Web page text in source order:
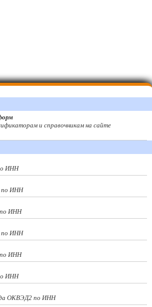
и справочникам на сайте
ИНН
по ИНН
ИНН
по ИНН
ИНН
ИНН
ОКВЭД2 по ИНН